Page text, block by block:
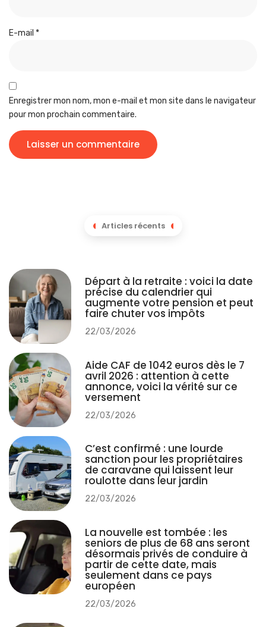
E-mail *
Enregistrer mon nom, mon e-mail et mon site dans le navigateur
pour mon prochain commentaire.
Articles récents
Départ à la retraite : voici la date
précise du calendrier qui
augmente votre pension et peut
faire chuter vos impôts
22/03/2026
Aide CAF de 1042 euros dès le 7
avril 2026 : attention à cette
annonce, voici la vérité sur ce
versement
22/03/2026
C’est confirmé : une lourde
sanction pour les propriétaires
de caravane qui laissent leur
roulotte dans leur jardin
22/03/2026
La nouvelle est tombée : les
seniors de plus de 68 ans seront
désormais privés de conduire à
partir de cette date, mais
seulement dans ce pays
européen
22/03/2026